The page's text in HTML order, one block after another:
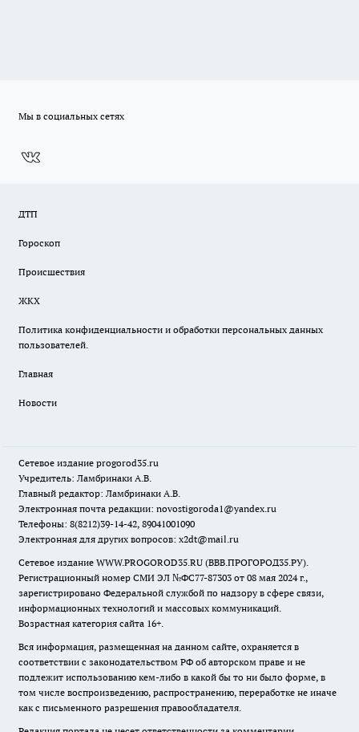
Мы в социальных сетях
ДТП
Гороскоп
Происшествия
ЖКХ
Политика конфиденциальности и обработки персональных данных
пользователей.
Главная
Новости
Сетевое издание progorod35.ru
Учредитель: Ламбринаки А.В.
Главный редактор: Ламбринаки А.В.
Электронная почта редакции: novostigoroda1@yandex.ru
Телефоны: 8(8212)39-14-42, 89041001090
Электронная для других вопросов: x2dt@mail.ru
Сетевое издание WWW.PROGOROD35.RU (ВВВ.ПРОГОРОД35.РУ).
Регистрационный номер СМИ ЭЛ №ФС77-87303 от 08 мая 2024 г.,
зарегистрировано Федеральной службой по надзору в сфере связи,
информационных технологий и массовых коммуникаций.
Возрастная категория сайта 16+.
Вся информация, размещенная на данном сайте, охраняется в
соответствии с законодательством РФ об авторском праве и не
подлежит использованию кем-либо в какой бы то ни было форме, в
том числе воспроизведению, распространению, переработке не иначе
как с письменного разрешения правообладателя.